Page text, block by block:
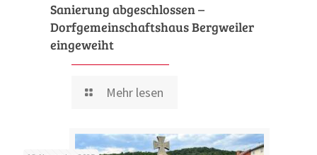
Sanierung abgeschlossen –
Dorfgemeinschaftshaus Bergweiler
eingeweiht
Mehr lesen